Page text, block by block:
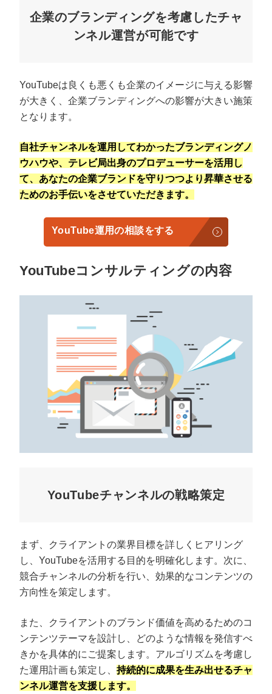
企業のブランディングを考慮したチャ
ンネル運営が可能です
YouTubeは良くも悪くも企業のイメージに与える影響
が大きく、企業ブランディングへの影響が大きい施策
となります。
自社チャンネルを運用してわかったブランディングノ
ウハウや、テレビ局出身のプロデューサーを活用し
て、あなたの企業ブランドを守りつつより昇華させる
ためのお手伝いをさせていただきます。
YouTube運用の相談をする
YouTubeコンサルティングの内容
YouTubeチャンネルの戦略策定
まず、クライアントの業界目標を詳しくヒアリング
し、YouTubeを活用する目的を明確化します。次に、
競合チャンネルの分析を行い、効果的なコンテンツの
方向性を策定します。
また、クライアントのブランド価値を高めるためのコ
ンテンツテーマを設計し、どのような情報を発信すべ
きかを具体的にご提案します。アルゴリズムを考慮し
た運用計画も策定し、 持続的に成果を生み出せるチャ
ンネル運営を支援します。